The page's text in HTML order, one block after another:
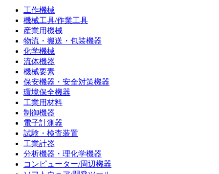
工作機械
機械工具/作業工具
産業用機械
物流・搬送・包装機器
化学機械
流体機器
機械要素
保安機器・安全対策機器
環境保全機器
工業用材料
制御機器
電子計測器
試験・検査装置
工業計器
分析機器・理化学機器
コンピューター/周辺機器